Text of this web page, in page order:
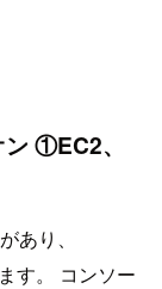
①EC2、
あり、
す。 コンソー